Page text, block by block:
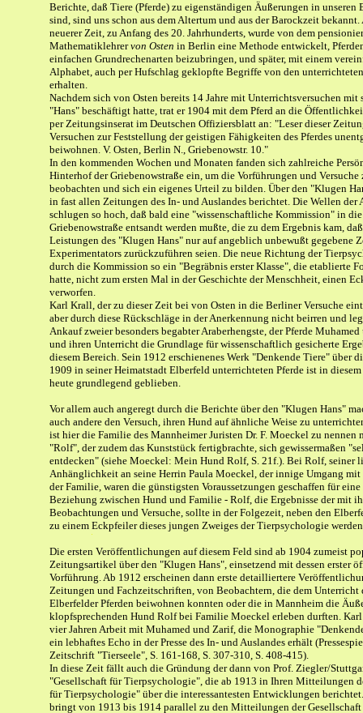
Berichte, daß Tiere (Pferde) zu eigenständigen Äußerungen in unseren
sind, sind uns schon aus dem Altertum und aus der Barockzeit bekannt.
neuerer Zeit, zu Anfang des 20. Jahrhunderts, wurde von dem
Mathematiklehrervon Osten in Berlin eine Methode entwickelt,
einfachen Grundrechenarten beizubringen, und später, mit einem
Alphabet, auch per Hufschlag geklopfte Begriffe von den
erhalten.
Nachdem sich von Osten bereits 14 Jahre mit Unterrichtsversuchen mit
"Hans" beschäftigt hatte, trat er 1904 mit dem Pferd an die
per Zeitungsinserat im Deutschen Offiziersblatt an: "Leser dieser
Versuchen zur Feststellung der geistigen Fähigkeiten des Pferdes
beiwohnen. V. Osten, Berlin N., Griebenowstr. 10."
In den kommenden Wochen und Monaten fanden sich zahlreiche
Hinterhof der Griebenowstraße ein, um die Vorführungen und Versuche
beobachten und sich ein eigenes Urteil zu bilden. Über den "Klugen
in fast allen Zeitungen des In- und Auslandes berichtet. Die Wellen der
schlugen so hoch, daß bald eine "wissenschaftliche Kommission" in die
Griebenowstraße entsandt werden mußte, die zu dem Ergebnis kam,
Leistungen des "Klugen Hans" nur auf angeblich unbewußt gegebene
Experimentators zurückzuführen seien. Die neue Richtung der
durch die Kommission so ein "Begräbnis erster Klasse", die etablierte
hatte, nicht zum ersten Mal in der Geschichte der Menschheit, einen
verworfen.
Karl Krall, der zu dieser Zeit bei von Osten in die Berliner Versuche
aber durch diese Rückschläge in der Anerkennung nicht beirren und
Ankauf zweier besonders begabter Araberhengste, der Pferde
und ihren Unterricht die Grundlage für wissenschaftlich gesicherte
diesem Bereich. Sein 1912 erschienenes Werk "Denkende Tiere" über
1909 in seiner Heimatstadt Elberfeld unterrichteten Pferde ist in
heute grundlegend geblieben.
Vor allem auch angeregt durch die Berichte über den "Klugen Hans"
auch andere den Versuch, ihren Hund auf ähnliche Weise zu
ist hier die Familie des Mannheimer Juristen Dr. F. Moeckel zu nennen
"Rolf", der zudem das Kunststück fertigbrachte, sich gewissermaßen
entdecken" (siehe Moeckel: Mein Hund Rolf, S. 21f.). Bei Rolf, seiner
Anhänglichkeit an seine Herrin Paula Moeckel, der innige Umgang
der Familie, waren die günstigsten Voraussetzungen geschaffen für eine
Beziehung zwischen Hund und Familie - Rolf, die Ergebnisse der mit
Beobachtungen und Versuche, sollte in der Folgezeit, neben den
zu einem Eckpfeiler dieses jungen Zweiges der Tierpsychologie
Die ersten Veröffentlichungen auf diesem Feld sind ab 1904 zumeist
Zeitungsartikel über den "Klugen Hans", einsetzend mit dessen erster
Vorführung. Ab 1912 erscheinen dann erste detailliertere
Zeitungen und Fachzeitschriften, von Beobachtern, die dem Unterricht
Elberfelder Pferden beiwohnen konnten oder die in Mannheim die
klopfsprechenden Hund Rolf bei Familie Moeckel erleben durften.
vier Jahren Arbeit mit Muhamed und Zarif, die Monographie
ein lebhaftes Echo in der Presse des In- und Auslandes erhält
Zeitschrift "Tierseele", S. 161-168, S. 307-310, S. 408-415).
In diese Zeit fällt auch die Gründung der dann von Prof. Ziegler/
"Gesellschaft für Tierpsychologie", die ab 1913 in Ihren Mitteilungen
für Tierpsychologie" über die interessantesten Entwicklungen
bringt von 1913 bis 1914 parallel zu den Mitteilungen der